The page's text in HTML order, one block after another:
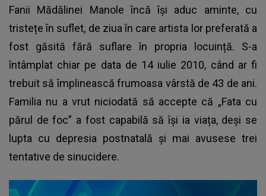
Fanii Mădălinei Manole încă își aduc aminte, cu
tristețe în suflet, de ziua în care artista lor preferată a
fost găsită fără suflare în propria locuință. S-a
întâmplat chiar pe data de 14 iulie 2010, când ar fi
trebuit să împlinească frumoasa vârstă de 43 de ani.
Familia nu a vrut niciodată să accepte că „Fata cu
părul de foc” a fost capabilă să își ia viața, deși se
lupta cu depresia postnatală și mai avusese trei
tentative de sinucidere.